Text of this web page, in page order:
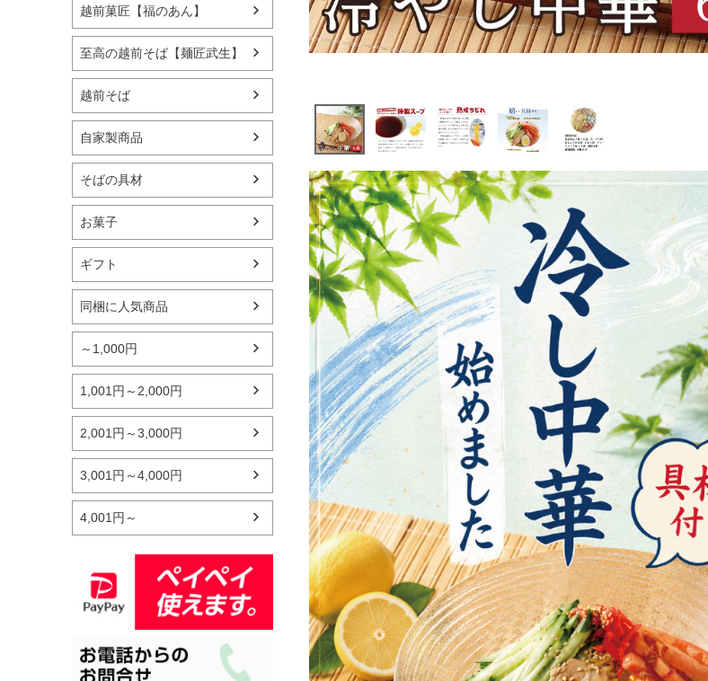
越前菓匠【福のあん】
至高の越前そば【麺匠武生】
越前そば
自家製商品
そばの具材
お菓子
ギフト
同梱に人気商品
～1,000円
1,001円～2,000円
2,001円～3,000円
3,001円～4,000円
4,001円～